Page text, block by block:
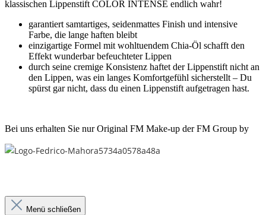
klassischen Lippenstift COLOR INTENSE endlich wahr!
garantiert samtartiges, seidenmattes Finish und intensive
Farbe, die lange haften bleibt
einzigartige Formel mit wohltuendem Chia-Öl schafft den
Effekt wunderbar befeuchteter Lippen
durch seine cremige Konsistenz haftet der Lippenstift nicht an
den Lippen, was ein langes Komfortgefühl sicherstellt – Du
spürst gar nicht, dass du einen Lippenstift aufgetragen hast.
Bei uns erhalten Sie nur Original FM Make-up der FM Group by
Menü schließen